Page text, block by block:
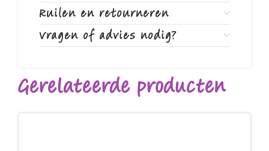
Ruilen en retourneren
Vragen of advies nodig?
Gerelateerde producten